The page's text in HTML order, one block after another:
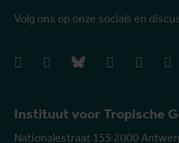
Instituut voor Tropische
Nationalestraat 155 2000
Volg ons op onze socials en
facebookinstagrambluesky linkedIn youtube